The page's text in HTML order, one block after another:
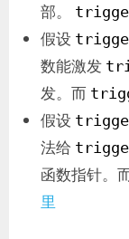
部。
假设
数能激发
发。而
假设
法给
函数指针。
里